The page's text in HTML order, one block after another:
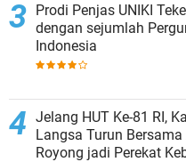
Prodi Penjas UNIKI
dengan sejumlah
Indonesia
Jelang HUT Ke-81 RI,
Langsa Turun Bersama
Royong jadi Perekat